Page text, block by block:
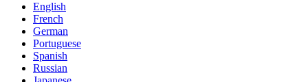
English
French
German
Portuguese
Spanish
Russian